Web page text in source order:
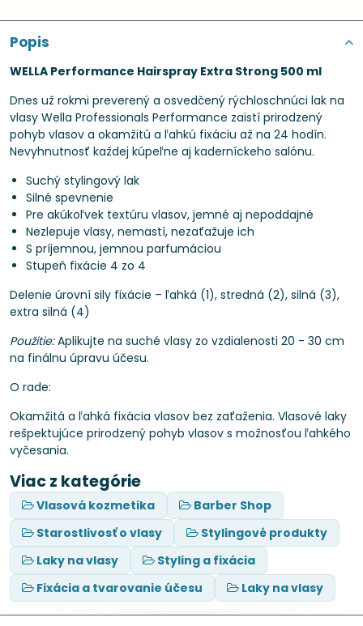
Popis
WELLA Performance Hairspray Extra Strong 500 ml
Dnes už rokmi preverený a osvedčený rýchloschnúci lak na
vlasy Wella Professionals Performance zaistí prirodzený
pohyb vlasov a okamžitú a ľahkú fixáciu až na 24 hodín.
Nevyhnutnosť každej kúpeľne aj kaderníckeho salónu.
Suchý stylingový lak
Silné spevnenie
Pre akúkoľvek textúru vlasov, jemné aj nepoddajné
Nezlepuje vlasy, nemastí, nezaťažuje ich
S príjemnou, jemnou parfumáciou
Stupeň fixácie 4 zo 4
Delenie úrovní sily fixácie – ľahká (1), stredná (2), silná (3),
extra silná (4)
Použitie:Aplikujte na suché vlasy zo vzdialenosti 20 - 30 cm
na finálnu úpravu účesu.
O rade:
Okamžitá a ľahká fixácia vlasov bez zaťaženia. Vlasové laky
rešpektujúce prirodzený pohyb vlasov s možnosťou ľahkého
vyčesania.
Viac z kategórie
Vlasová kozmetika
Barber Shop
Starostlivosť o vlasy
Stylingové produkty
Laky na vlasy
Styling a fixácia
Fixácia a tvarovanie účesu
Laky na vlasy